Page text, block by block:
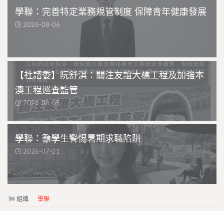
學聯：完善特定業務規管制度 保障青年健康發展
2026-08-06
【社諮委】阮舒淇：關注友誼大橋工程及加強本
澳工程巡查監管
2026-08-05
學聯：籲學生警惕暑期求職陷阱
2026-07-21
組織 學聯